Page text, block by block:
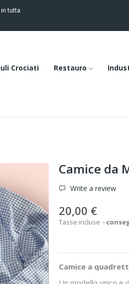
tutta
Crociati Restauro
Camice da
Write a review
20,00 €
Tasse incluse
Camice a